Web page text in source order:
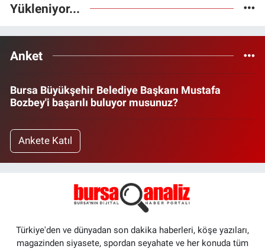
Yükleniyor...
Anket
Bursa Büyükşehir Belediye Başkanı Mustafa
Bozbey'i başarılı buluyor musunuz?
Ankete Katıl
Türkiye'den ve dünyadan son dakika haberleri, köşe yazıları,
magazinden siyasete, spordan seyahate ve her konuda tüm